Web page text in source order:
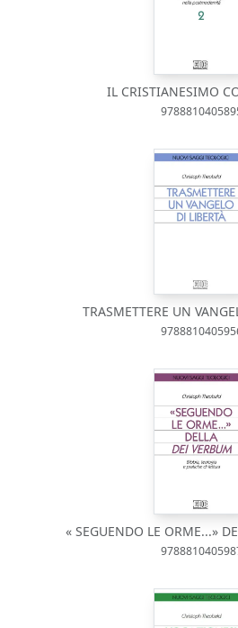
IL CRISTIANESIMO
TRASMETTERE UN
« SEGUENDO LE ORME...»